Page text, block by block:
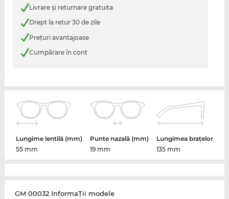
Livrare şi returnare gratuita
Drept la retur 30 de zile
Preţuri avantajoase
Cumpărare în cont
Lungime lentilă (mm)
55 mm
Punte nazală (mm)
19 mm
Lungimea brațelor
135 mm
GM 00032 InformaŢii modele